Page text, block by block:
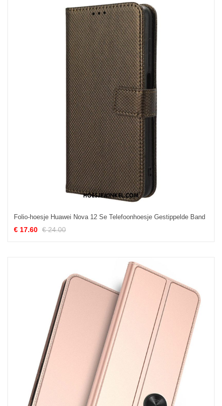
Folio-hoesje Huawei Nova 12 Se Telefoonhoesje Gestippelde Band
€ 17.60 € 24.00